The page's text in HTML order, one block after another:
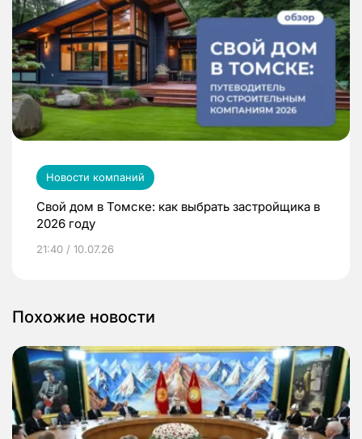
Новости компаний
Свой дом в Томске: как выбрать застройщика в
2026 году
21:40 / 10.07.26
Похожие новости